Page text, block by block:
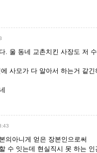
. 울 동네 교촌치킨 사장도 저
사모가 다 알아서 하는거 같
의아니게 얻은 장본인으로써
수 잇는데 현실직시 못 하는